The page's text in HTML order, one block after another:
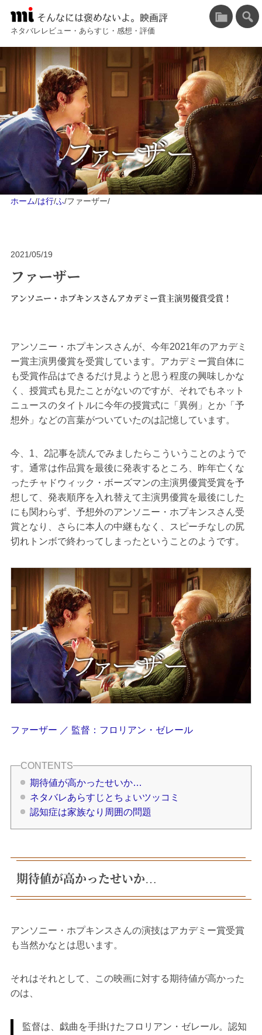
そんなには褒めないよ。映画評
ネタバレレビュー・あらすじ・感想・評価
ホーム/は行/ふ/ファーザー/
2021/05/19
ファーザー
アンソニー・ホプキンスさんアカデミー賞主演男優賞受賞！
アンソニー・ホプキンスさんが、今年2021年のアカデミ
ー賞主演男優賞を受賞しています。アカデミー賞自体に
も受賞作品はできるだけ見ようと思う程度の興味しかな
く、授賞式も見たことがないのですが、それでもネット
ニュースのタイトルに今年の授賞式に「異例」とか「予
想外」などの言葉がついていたのは記憶しています。
今、1、2記事を読んでみましたらこういうことのようで
す。通常は作品賞を最後に発表するところ、昨年亡くな
ったチャドウィック・ボーズマンの主演男優賞受賞を予
想して、発表順序を入れ替えて主演男優賞を最後にした
にも関わらず、予想外のアンソニー・ホプキンスさん受
賞となり、さらに本人の中継もなく、スピーチなしの尻
切れトンボで終わってしまったということのようです。
ファーザー ／ 監督：フロリアン・ゼレール
期待値が高かったせいか…
ネタバレあらすじとちょいツッコミ
認知症は家族なり周囲の問題
期待値が高かったせいか…
アンソニー・ホプキンスさんの演技はアカデミー賞受賞
も当然かなとは思います。
それはそれとして、この映画に対する期待値が高かった
のは、
監督は、戯曲を手掛けたフロリアン・ゼレール。認知